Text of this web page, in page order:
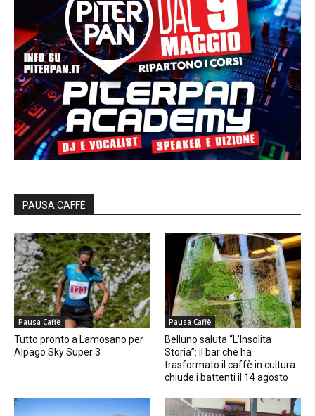
PAUSA CAFFÈ
Pausa Caffè
Tutto pronto a Lamosano per
Alpago Sky Super 3
Pausa Caffè
Belluno saluta “L’Insolita
Storia”: il bar che ha
trasformato il caffè in cultura
chiude i battenti il 14 agosto